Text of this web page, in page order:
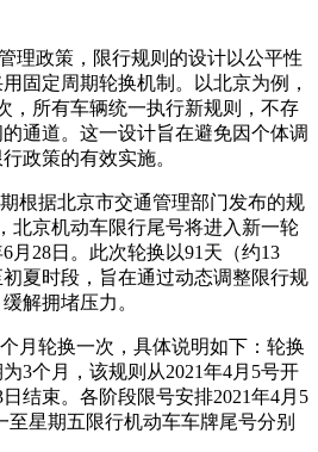
理政策，限行规则的设计以公平性
固定周期轮换机制。以北京为例，
，所有车辆统一执行新规则，不存
通道。这一设计旨在避免因个体调
政策的有效实施。
根据北京市交通管理部门发布的规
北京机动车限行尾号将进入新一轮
月28日。此次轮换以91天（约13
夏时段，旨在通过动态调整限行规
解拥堵压力。
月轮换一次，具体说明如下：轮换
3个月，该规则从2021年4月5号开
结束。各阶段限号安排2021年4月5
至星期五限行机动车车牌尾号分别